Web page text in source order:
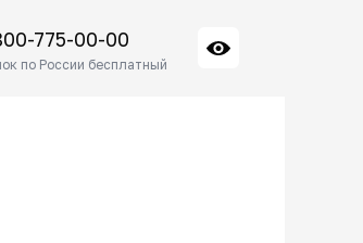
775-00-00
по России бесплатный